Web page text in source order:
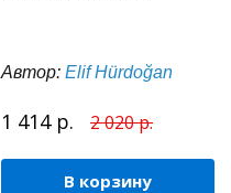
Автор: Elif Hürdoğan
1 414 р. 2 020 р.
В корзину